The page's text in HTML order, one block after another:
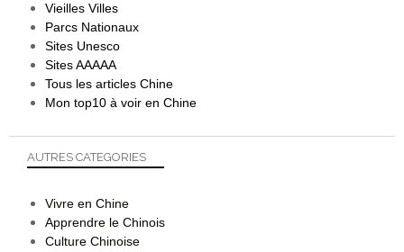
Vieilles Villes
Parcs Nationaux
Sites Unesco
Sites AAAAA
Tous les articles Chine
Mon top10 à voir en Chine
AUTRES CATEGORIES
Vivre en Chine
Apprendre le Chinois
Culture Chinoise